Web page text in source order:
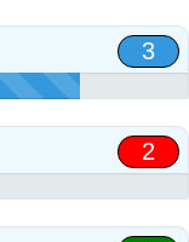
3
2